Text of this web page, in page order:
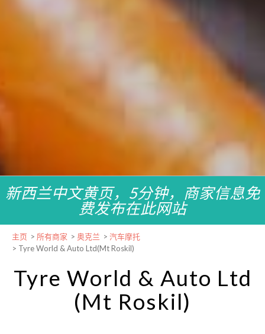
新西兰中文黄页，5分钟，商家信息免
费发布在此网站
主页 > 所有商家 > 奥克兰 > 汽车摩托
> Tyre World & Auto Ltd(Mt Roskil)
Tyre World & Auto Ltd
(Mt Roskil)